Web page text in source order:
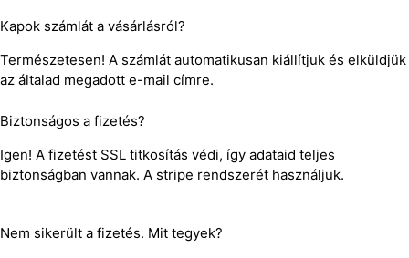
Kapok számlát a vásárlásról?
Természetesen! A számlát automatikusan kiállítjuk és elküldjük
az általad megadott e-mail címre.
Biztonságos a fizetés?
Igen! A fizetést SSL titkosítás védi, így adataid teljes
biztonságban vannak. A stripe rendszerét használjuk.
Nem sikerült a fizetés. Mit tegyek?